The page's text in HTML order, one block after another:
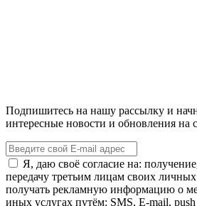
Подпишитесь на нашу рассылку и
интересные новости и обновления
Я, даю своё согласие на:
передачу третьим лицам своих
получать рекламную информацию о
иных услугах путём: SMS, E-mail,